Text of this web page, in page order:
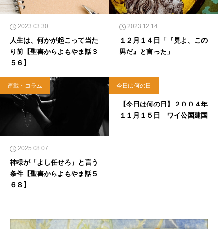
2023.03.30
人生は、何かが起こって当た
り前【聖書からよもやま話３
５６】
2023.12.14
１２月１４日「『見よ、この
男だ』と言った」
連載・コラム
2025.08.07
神様が「よし任せろ」と言う
条件【聖書からよもやま話５
６８】
今日は何の日
2020.11.15
【今日は何の日】２００４年
１１月１５日 ワイ公国建国